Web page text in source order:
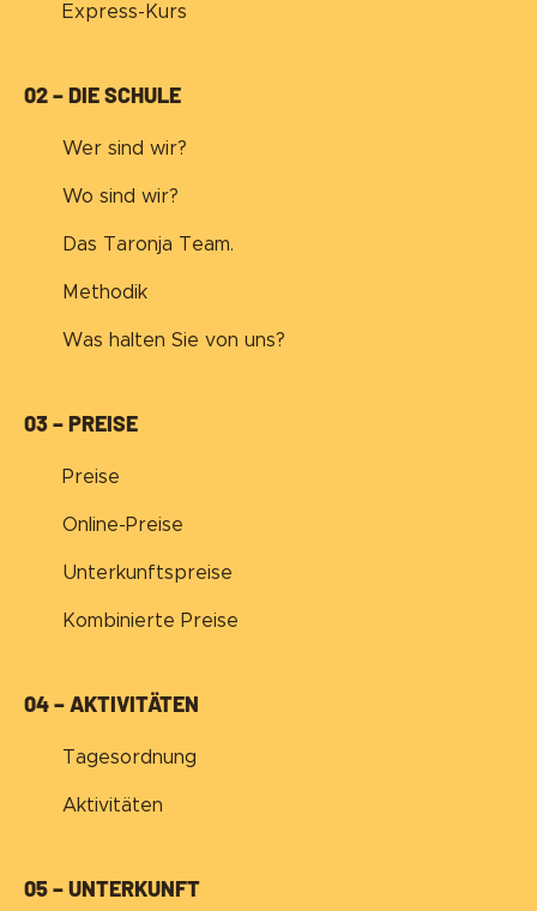
Express-Kurs
02 – DIE SCHULE
Wer sind wir?
Wo sind wir?
Das Taronja Team.
Methodik
Was halten Sie von uns?
03 – PREISE
Preise
Online-Preise
Unterkunftspreise
Kombinierte Preise
04 – AKTIVITÄTEN
Tagesordnung
Aktivitäten
05 – UNTERKUNFT